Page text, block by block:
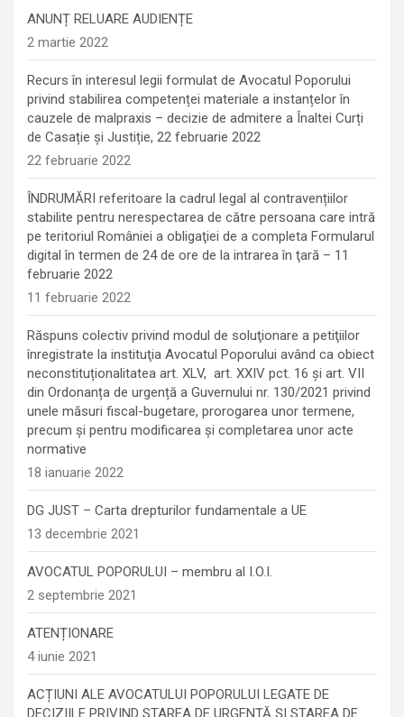
ANUNȚ RELUARE AUDIENȚE
2 martie 2022
Recurs în interesul legii formulat de Avocatul Poporului
privind stabilirea competenței materiale a instanțelor în
cauzele de malpraxis – decizie de admitere a Înaltei Curți
de Casație și Justiție, 22 februarie 2022
22 februarie 2022
ÎNDRUMĂRI referitoare la cadrul legal al contravențiilor
stabilite pentru nerespectarea de către persoana care intră
pe teritoriul României a obligaţiei de a completa Formularul
digital în termen de 24 de ore de la intrarea în ţară – 11
februarie 2022
11 februarie 2022
Răspuns colectiv privind modul de soluţionare a petiţiilor
înregistrate la instituţia Avocatul Poporului având ca obiect
neconstituționalitatea art. XLV, art. XXIV pct. 16 și art. VII
din Ordonanța de urgență a Guvernului nr. 130/2021 privind
unele măsuri fiscal-bugetare, prorogarea unor termene,
precum şi pentru modificarea şi completarea unor acte
normative
18 ianuarie 2022
DG JUST – Carta drepturilor fundamentale a UE
13 decembrie 2021
AVOCATUL POPORULUI – membru al I.O.I.
2 septembrie 2021
ATENȚIONARE
4 iunie 2021
ACȚIUNI ALE AVOCATULUI POPORULUI LEGATE DE
DECIZIILE PRIVIND STAREA DE URGENȚĂ ȘI STAREA DE